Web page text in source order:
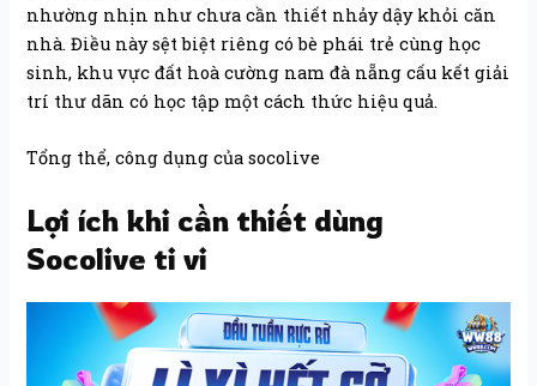
nhường nhịn như chưa cần thiết nhảy dậy khỏi căn
nhà. Điều này sệt biệt riêng có bè phái trẻ cùng học
sinh, khu vực đất hoà cường nam đà nẵng cấu kết giải
trí thư dãn có học tập một cách thức hiệu quả.
Tổng thể, công dụng của socolive
Lợi ích khi cần thiết dùng
Socolive ti vi